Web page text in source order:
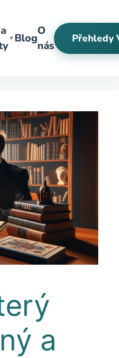
▼ Blog
O
nás
Přehledy
a